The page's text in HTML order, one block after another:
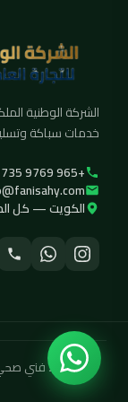
الشركة الوطنية
خدمات سباكة وتسليك
+965 9769 2735
الكويت — كل
© 2026 فني صحي · الشركة الوطنية الملكية للتجارة العامة والمقاولات · جميع الحقوق محفوظة